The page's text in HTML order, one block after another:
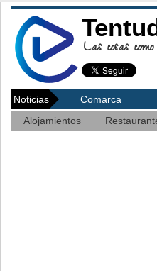
Las cosas
Noticias Comarca
Alojamientos